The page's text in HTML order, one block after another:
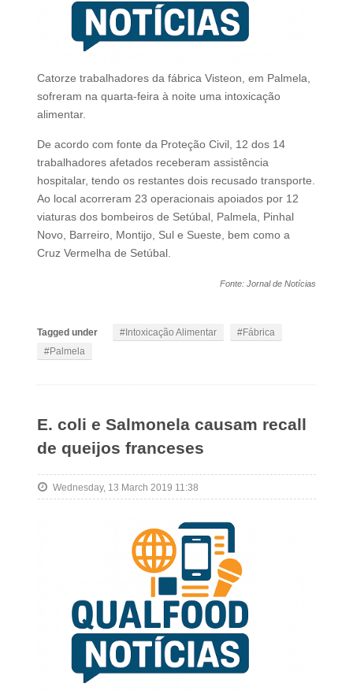
Catorze trabalhadores da fábrica Visteon, em Palmela,
sofreram na quarta-feira à noite uma intoxicação
alimentar.
De acordo com fonte da Proteção Civil, 12 dos 14
trabalhadores afetados receberam assistência
hospitalar, tendo os restantes dois recusado transporte.
Ao local acorreram 23 operacionais apoiados por 12
viaturas dos bombeiros de Setúbal, Palmela, Pinhal
Novo, Barreiro, Montijo, Sul e Sueste, bem como a
Cruz Vermelha de Setúbal.
Fonte: Jornal de Notícias
Tagged under Intoxicação Alimentar
Fábrica
Palmela
E. coli e Salmonela causam recall
de queijos franceses
Wednesday, 13 March 2019 11:38